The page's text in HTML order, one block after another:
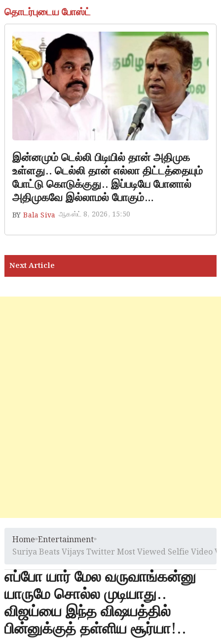
தொடர்புடைய போஸ்ட்
இன்னமும் டெல்லி பிடியில் தான் அதிமுக
உள்ளது.. டெல்லி தான் எல்லா திட்டத்தையும்
போட்டு கொடுக்குது.. இப்படியே போனால்
அதிமுகவே இல்லாமல் போகும்…
BY Bala Siva ஆகஸ்ட் 8, 2026, 15:50
Home»Entertainment»
Suriya Beats Vijays Twitter Most Viewed Selfie Video
எப்போ யார் மேல வருவாங்கன்னு
யாருமே சொல்ல முடியாது..
விஜய்யை இந்த விஷயத்தில்
பின்னுக்குத் தள்ளிய சூர்யா!..